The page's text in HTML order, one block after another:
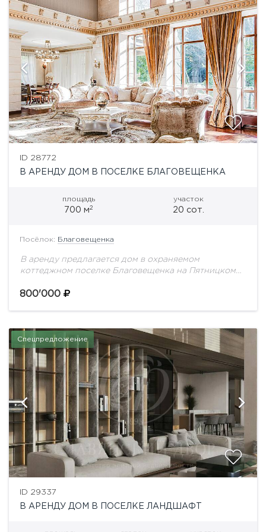
ID 28772
В АРЕНДУ ДОМ В ПОСЕЛКЕ БЛАГОВЕЩЕНКА
площадь
700 м2
участок
20 сот.
Посёлок: Благовещенка
В аренду предлагается дом в охраняемом
коттеджном поселке Благовещенка на Пятницком
гостиная с камином и вторым светом, кухня,
800'000
Спецпредложение
ID 29337
В АРЕНДУ ДОМ В ПОСЕЛКЕ ЛАНДШАФТ